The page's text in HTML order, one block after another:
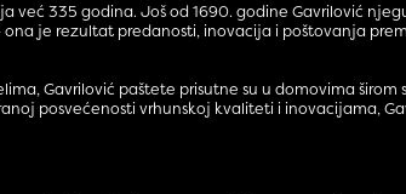
335 godina. Još od 1690. godine Gavrilović
je rezultat predanosti, inovacija i poštovanja
Gavrilović paštete prisutne su u domovima širom
posvećenosti vrhunskoj kvaliteti i inovacijama,